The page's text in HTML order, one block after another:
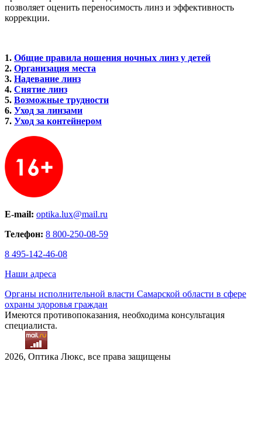
позволяет оценить переносимость линз и эффективность
коррекции.
1. Общие правила ношения ночных линз у детей
2. Организация места
3. Надевание линз
4. Снятие линз
5. Возможные трудности
6. Уход за линзами
7. Уход за контейнером
E-mail: optika.lux@mail.ru
Телефон: 8 800-250-08-59
8 495-142-46-08
Наши адреса
Органы исполнительной власти Самарской области в сфере
охраны здоровья граждан
Имеются противопоказания, необходима консультация
специалиста.
2026, Оптика Люкс, все права защищены